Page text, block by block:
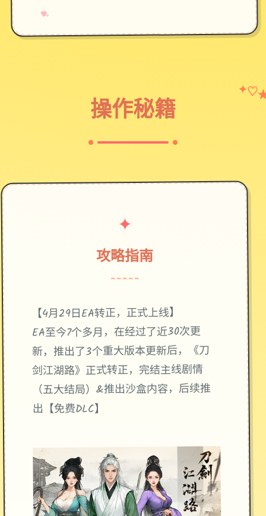
♥
✧
→
操作秘籍
✦♡
✦
攻略指南
~~~~~
【4月29日EA转正，正式上线】
EA至今7个多月，在经过了近30次更
新，推出了3个重大版本更新后，《刀
剑江湖路》正式转正，完结主线剧情
（五大结局）&推出沙盒内容，后续推
出【免费DLC】